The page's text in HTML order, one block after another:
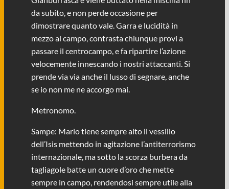
da subito, e non perde occasione per
dimostrare quanto vale. Garra e lucidità in
mezzo al campo, contrasta chiunque provi a
passare il centrocampo, e fa ripartire l’azione
velocemente innescando i nostri attaccanti. Si
prende via via anche il lusso di segnare, anche
se io non me ne accorgo mai.
Metronomo.
Sampe: Mario tiene sempre alto il vessillo
dell’Isis mettendo in agitazione l’antiterrorismo
internazionale, ma sotto la scorza burbera da
tagliagole batte un cuore d’oro che mette
sempre in campo, rendendosi sempre utile alla